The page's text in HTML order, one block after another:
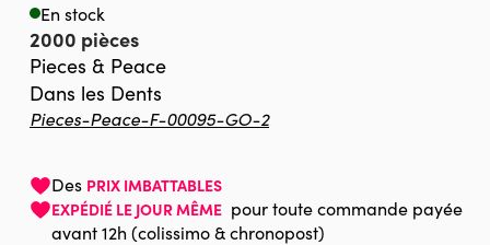
En stock
2000 pièces
Pieces & Peace
Dans les Dents
Pieces-Peace-F-00095-GO-2
Des PRIX IMBATTABLES
EXPÉDIÉ LE JOUR MÊME pour toute commande payée
avant 12h (colissimo & chronopost)